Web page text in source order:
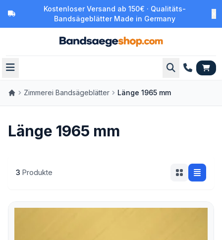
Kostenloser Versand ab 150€ · Qualitäts-
Bandsägeblätter Made in Germany
Zimmerei Bandsägeblätter Länge 1965 mm
Länge 1965 mm
3 Produkte